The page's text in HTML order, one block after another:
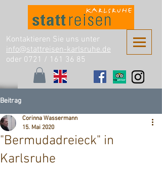
Kontaktieren Sie uns unter
info@stattreisen-karlsruhe.de
oder 0721 / 161 36 85
Beitrag
"Bermudadreieck" in
Karlsruhe
Corinna Wassermann
15. Mai 2020